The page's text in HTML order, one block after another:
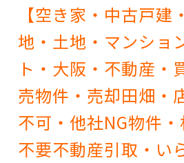
【空き家・中古戸建
地・土地・マンショ
ト・大阪・不動産・
売物件・売却田畑・
不可・他社NG物件・
不要不動産引取・い